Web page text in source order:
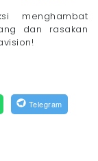
menghambat
dan rasakan
Telegram